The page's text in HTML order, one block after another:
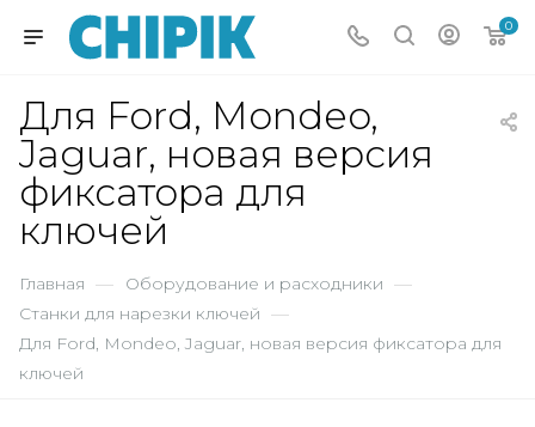
0
Для Ford, Mondeo,
Jaguar, новая версия
фиксатора для
ключей
Главная — Оборудование и расходники —
Станки для нарезки ключей —
Для Ford, Mondeo, Jaguar, новая версия фиксатора для
ключей